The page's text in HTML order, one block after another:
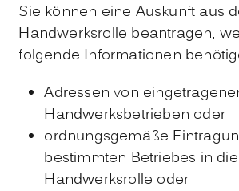
Sie können eine Auskunft aus
Handwerksrolle beantragen,
folgende Informationen
Adressen von
Handwerksbetrieben oder
ordnungsgemäße
bestimmten Betriebes in die
Handwerksrolle oder